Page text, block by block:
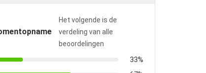
Het volgende is de
verdeling van alle
beoordelingen
33%